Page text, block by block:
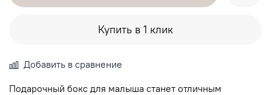
Купить в 1 клик
Добавить в сравнение
Подарочный бокс для малыша станет отличным